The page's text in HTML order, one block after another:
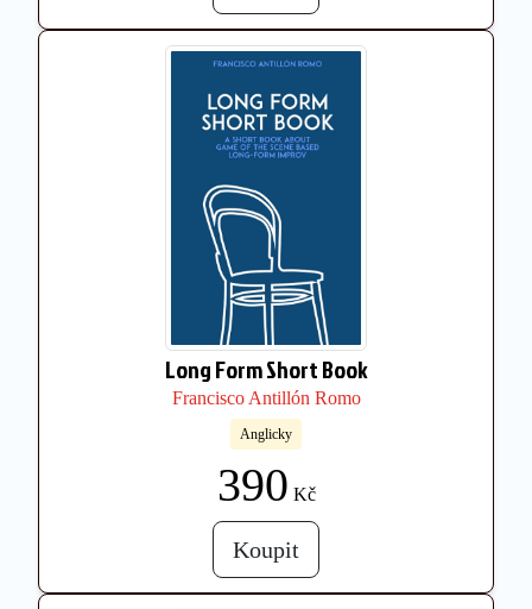
Long Form Short Book
Francisco Antillón Romo
Anglicky
390 Kč
Koupit